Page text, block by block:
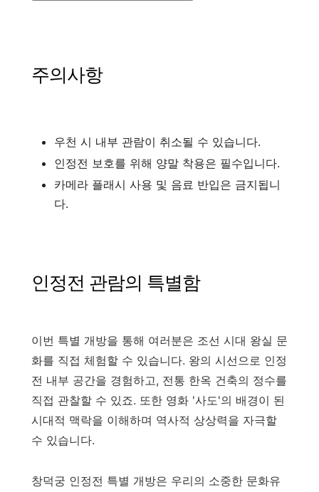
주의사항
우천 시 내부 관람이 취소될 수 있습니다.
인정전 보호를 위해 양말 착용은 필수입니다.
카메라 플래시 사용 및 음료 반입은 금지됩니
다.
인정전 관람의 특별함
이번 특별 개방을 통해 여러분은 조선 시대 왕실 문
화를 직접 체험할 수 있습니다. 왕의 시선으로 인정
전 내부 공간을 경험하고, 전통 한옥 건축의 정수를
직접 관찰할 수 있죠. 또한 영화 '사도'의 배경이 된
시대적 맥락을 이해하며 역사적 상상력을 자극할
수 있습니다.
창덕궁 인정전 특별 개방은 우리의 소중한 문화유